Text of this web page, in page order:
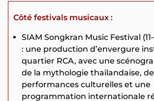
Côté festivals musicaux :
SIAM Songkran Music Festival
: une production d’envergure
quartier RCA, avec une
de la mythologie thaïlandaise,
performances culturelles et une
programmation internationale